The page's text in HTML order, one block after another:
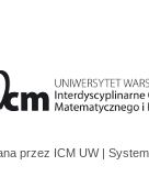
przez ICM UW |